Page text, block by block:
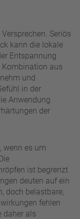
Seriös
kann die lokale
Entspannung
Kombination aus
und
in der
Anwendung
der
wenn es um
ist begrenzt
deuten auf ein
doch belastbare,
fehlen
daher als